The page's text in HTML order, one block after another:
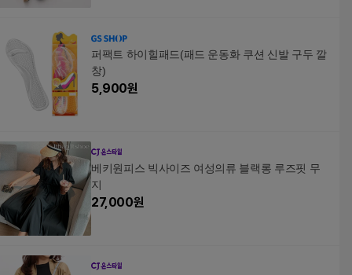
퍼팩트 하이힐패드(패드 운동화 쿠션 신발 구두 깔
창)
5,900원
베키원피스 빅사이즈 여성의류 블랙롱 루즈핏 무
지
27,000원